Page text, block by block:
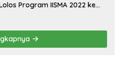
Program IISMA 2022 ke